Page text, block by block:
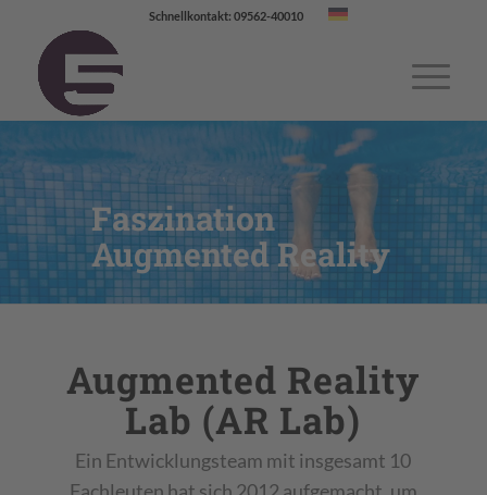
Schnellkontakt: 09562-40010
Faszination
Augmented Reality
Augmented Reality
Lab (AR Lab)
Ein Entwicklungsteam mit insgesamt 10
Fachleuten hat sich 2012 aufgemacht, um